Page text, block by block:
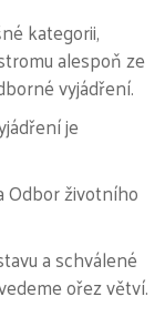
kategorii,
alespoň ze
vyjádření.
je
Odbor životního
a schválené
ořez větví.